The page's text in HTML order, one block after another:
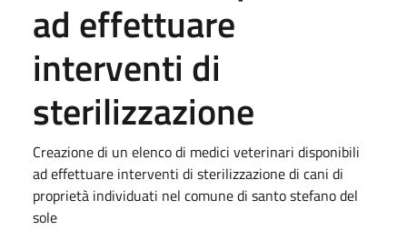
ad effettuare
interventi di
sterilizzazione
Creazione di un elenco di medici veterinari disponibili
ad effettuare interventi di sterilizzazione di cani di
proprietà individuati nel comune di santo stefano del
sole